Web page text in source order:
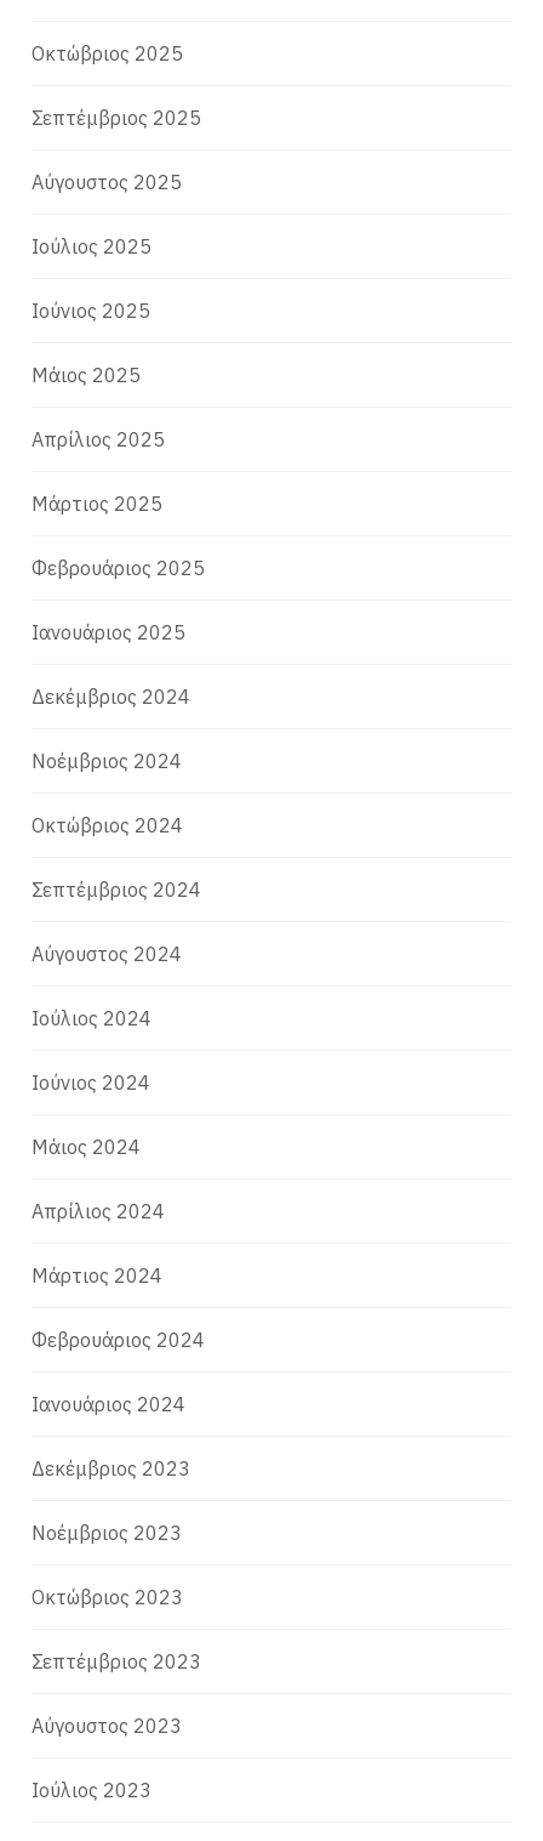
Οκτώβριος 2025
Σεπτέμβριος 2025
Αύγουστος 2025
Ιούλιος 2025
Ιούνιος 2025
Μάιος 2025
Απρίλιος 2025
Μάρτιος 2025
Φεβρουάριος 2025
Ιανουάριος 2025
Δεκέμβριος 2024
Νοέμβριος 2024
Οκτώβριος 2024
Σεπτέμβριος 2024
Αύγουστος 2024
Ιούλιος 2024
Ιούνιος 2024
Μάιος 2024
Απρίλιος 2024
Μάρτιος 2024
Φεβρουάριος 2024
Ιανουάριος 2024
Δεκέμβριος 2023
Νοέμβριος 2023
Οκτώβριος 2023
Σεπτέμβριος 2023
Αύγουστος 2023
Ιούλιος 2023